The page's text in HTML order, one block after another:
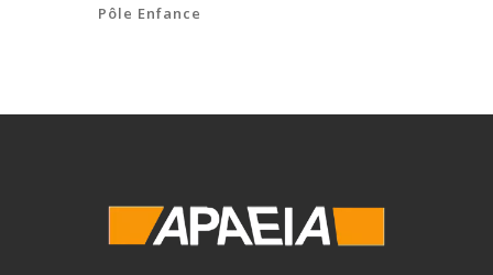
Pôle Enfance